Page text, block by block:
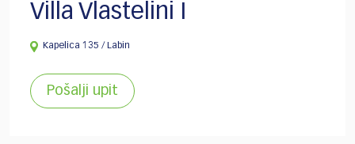
Villa Vlastelini I
Kapelica 135 / Labin
Pošalji upit